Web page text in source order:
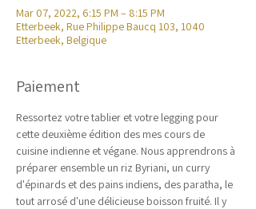
Mar 07, 2022, 6:15 PM – 8:15 PM
Etterbeek, Rue Philippe Baucq 103, 1040
Etterbeek, Belgique
Paiement
Ressortez votre tablier et votre legging pour
cette deuxième édition des mes cours de
cuisine indienne et végane. Nous apprendrons à
préparer ensemble un riz Byriani, un curry
d'épinards et des pains indiens, des paratha, le
tout arrosé d'une délicieuse boisson fruité. Il y